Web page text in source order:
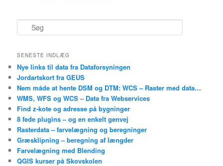
ø
SENESTE INDLÆG
Nye links til data fra Dataforsyningen
Jordartskort fra GEUS
Nem måde at hente DSM og DTM: WCS – Raster med data…
WMS, WFS og WCS – Data fra Webservices
Find z-kote og adresse på bygninger
8 fede plugins – og en enkelt genvej
Rasterdata – farvelægning og beregninger
Græsklipning – beregning af længder
Farvelægning med Blending
QGIS kurser på Skovskolen